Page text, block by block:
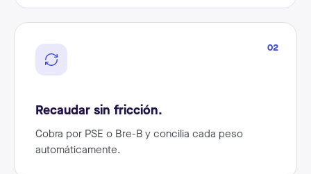
02
Recaudar sin fricción.
Cobra por PSE o Bre-B y concilia cada peso
automáticamente.